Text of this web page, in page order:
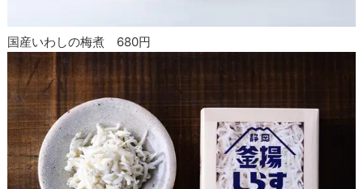
国産いわしの梅煮 680円